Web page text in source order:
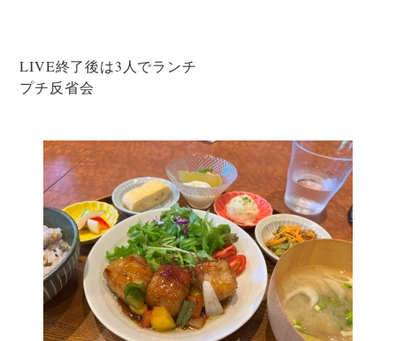
LIVE終了後は3人でランチ
プチ反省会